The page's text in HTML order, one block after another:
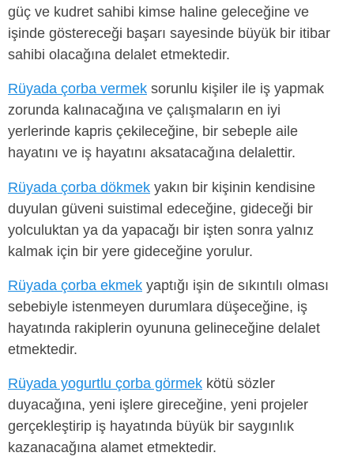
güç ve kudret sahibi kimse haline geleceğine ve
işinde göstereceği başarı sayesinde büyük bir itibar
sahibi olacağına delalet etmektedir.
Rüyada çorba vermek sorunlu kişiler ile iş yapmak
zorunda kalınacağına ve çalışmaların en iyi
yerlerinde kapris çekileceğine, bir sebeple aile
hayatını ve iş hayatını aksatacağına delalettir.
Rüyada çorba dökmek yakın bir kişinin kendisine
duyulan güveni suistimal edeceğine, gideceği bir
yolculuktan ya da yapacağı bir işten sonra yalnız
kalmak için bir yere gideceğine yorulur.
Rüyada çorba ekmek yaptığı işin de sıkıntılı olması
sebebiyle istenmeyen durumlara düşeceğine, iş
hayatında rakiplerin oyununa gelineceğine delalet
etmektedir.
Rüyada yogurtlu çorba görmek kötü sözler
duyacağına, yeni işlere gireceğine, yeni projeler
gerçekleştirip iş hayatında büyük bir saygınlık
kazanacağına alamet etmektedir.